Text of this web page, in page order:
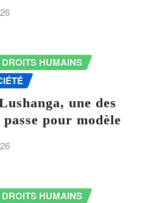
DROITS HUMAINS
une des
pour modèle
DROITS HUMAINS